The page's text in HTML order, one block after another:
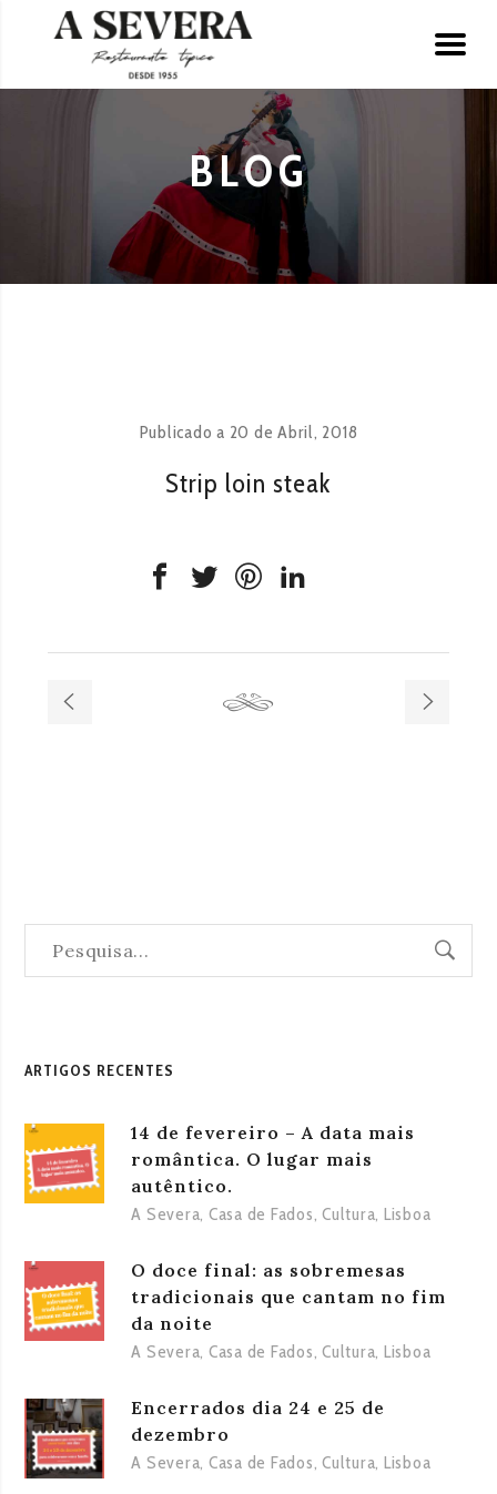
BLOG
Publicado a 20 de Abril, 2018
Strip loin steak
ARTIGOS RECENTES
14 de fevereiro – A data mais
romântica. O lugar mais
autêntico.
A Severa, Casa de Fados,Cultura, Lisboa
O doce final: as sobremesas
tradicionais que cantam no fim
da noite
A Severa, Casa de Fados,Cultura, Lisboa
Encerrados dia 24 e 25 de
dezembro
A Severa, Casa de Fados,Cultura, Lisboa